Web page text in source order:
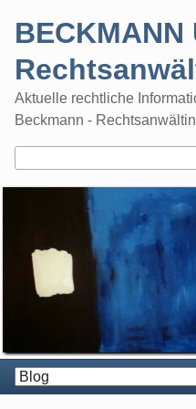
BECKMANN
Aktuelle rechtliche
Beckmann -